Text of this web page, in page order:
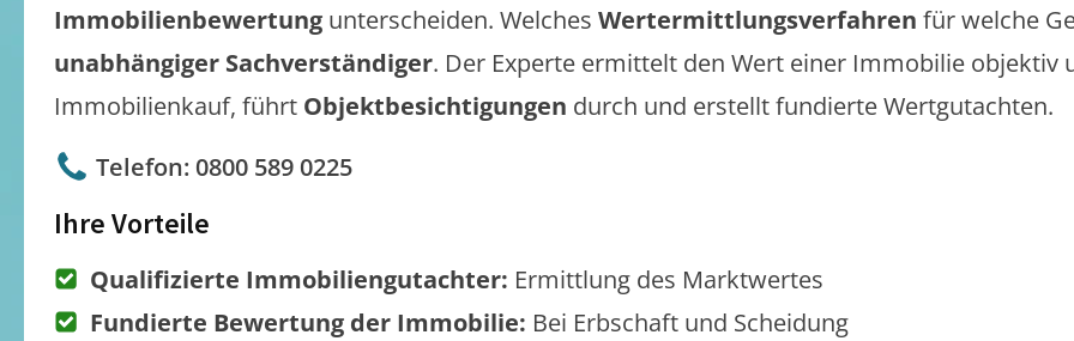
Immobilienbewertung unterscheiden. Welches Wertermittlungsverfahren für welche
unabhängiger Sachverständiger. Der Experte ermittelt den Wert einer Immobilie objektiv
Immobilienkauf, führt Objektbesichtigungen durch und erstellt fundierte Wertgutachten.
Telefon: 0800 589 0225
Ihre Vorteile
Qualifizierte Immobiliengutachter: Ermittlung des Marktwertes
Fundierte Bewertung der Immobilie: Bei Erbschaft und Scheidung